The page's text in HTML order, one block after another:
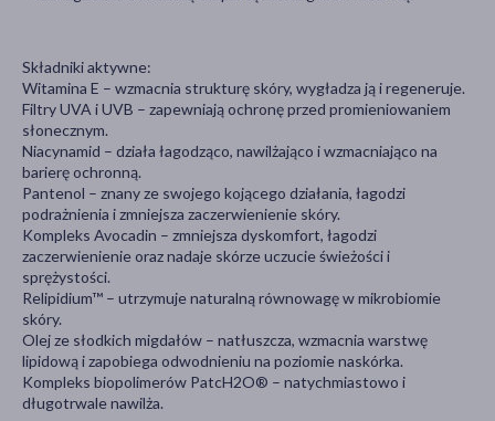
Składniki aktywne:
Witamina E – wzmacnia strukturę skóry, wygładza ją i regeneruje.
Filtry UVA i UVB – zapewniają ochronę przed promieniowaniem
słonecznym.
Niacynamid – działa łagodząco, nawilżająco i wzmacniająco na
barierę ochronną.
Pantenol – znany ze swojego kojącego działania, łagodzi
podrażnienia i zmniejsza zaczerwienienie skóry.
Kompleks Avocadin – zmniejsza dyskomfort, łagodzi
zaczerwienienie oraz nadaje skórze uczucie świeżości i
sprężystości.
Relipidium™ – utrzymuje naturalną równowagę w mikrobiomie
skóry.
Olej ze słodkich migdałów – natłuszcza, wzmacnia warstwę
lipidową i zapobiega odwodnieniu na poziomie naskórka.
Kompleks biopolimerów PatcH2O® – natychmiastowo i
długotrwale nawilża.